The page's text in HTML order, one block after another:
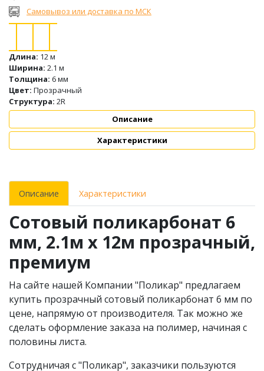
Самовывоз или доставка по МСК
Длина: 12 м
Ширина: 2.1 м
Толщина: 6 мм
Цвет: Прозрачный
Структура: 2R
Описание
Характеристики
Описание Характеристики
Сотовый поликарбонат 6
мм, 2.1м х 12м прозрачный,
премиум
На сайте нашей Компании "Поликар" предлагаем
купить прозрачный сотовый поликарбонат 6 мм по
цене, напрямую от производителя. Так можно же
сделать оформление заказа на полимер, начиная с
половины листа.
Сотрудничая с "Поликар", заказчики пользуются